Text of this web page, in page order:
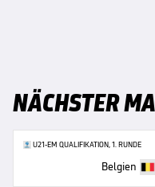
NÄCHSTER
U21-EM QUALIFIKATION, 1. RUNDE
Belgien